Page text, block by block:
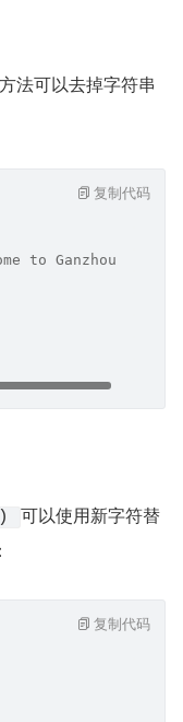
方法可以去掉字符串
to Ganzhou  "))
复制代码
可以使用新字符替
复制代码